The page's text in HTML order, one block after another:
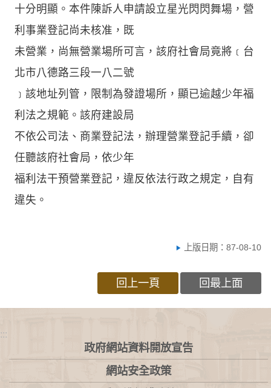
十分明顯。本件陳訴人申請設立星光閃閃舞場，營
利事業登記尚未核准，既
未營業，尚無營業場所可言，該府社會局竟將﹝台
北市八德路三段一八二號
﹞該地址列管，限制為發證場所，顯已逾越少年福
利法之規範。該府建設局
不依公司法、商業登記法，辦理營業登記手續，卻
任聽該府社會局，依少年
福利法干預營業登記，違反依法行政之規定，自有
違失。
上版日期：87-08-10
回上一頁 回最上面
:::
政府網站資料開放宣告
網站安全政策